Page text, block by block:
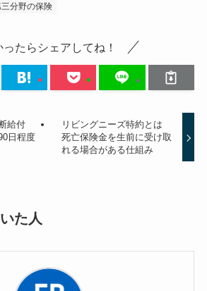
分野の保険
ったらシェアしてね！
給付
日程度
リビングニーズ特約とは
死亡保険金を生前に受け取
れる場合がある仕組み
た人